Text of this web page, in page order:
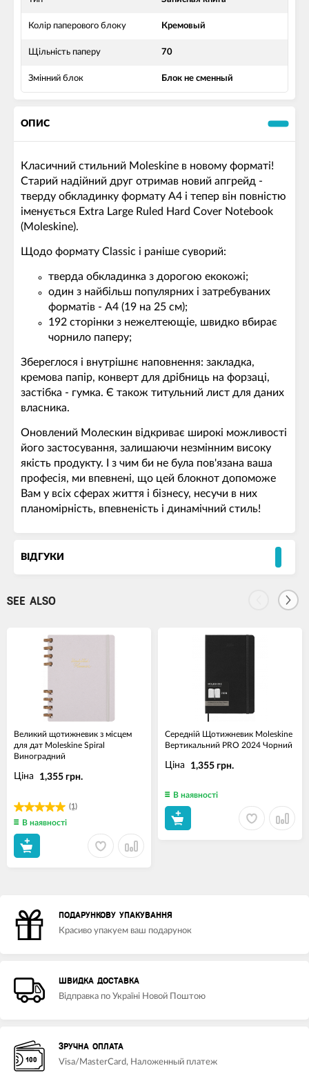
Колір паперового блоку Кремовый
Щільність паперу 70
Змінний блок Блок не сменный
ОПИС
Класичний стильний Moleskine в новому форматі!
Старий надійний друг отримав новий апгрейд -
тверду обкладинку формату А4 і тепер він повністю
іменується Extra Large Ruled Hard Cover Notebook
(Moleskine).
Щодо формату Classic і раніше суворий:
тверда обкладинка з дорогою екокожі;
один з найбільш популярних і затребуваних
форматів - А4 (19 на 25 см);
192 сторінки з нежелтеющіе, швидко вбирає
чорнило паперу;
Збереглося і внутрішнє наповнення: закладка,
кремова папір, конверт для дрібниць на форзаці,
застібка - гумка. Є також титульний лист для даних
власника.
Оновлений Молескин відкриває широкі можливості
його застосування, залишаючи незмінним високу
якість продукту. І з чим би не була пов'язана ваша
професія, ми впевнені, що цей блокнот допоможе
Вам у всіх сферах життя і бізнесу, несучи в них
планомірність, впевненість і динамічний стиль!
ВІДГУКИ
SEE ALSO
Великий щотижневик з місцем
для дат Moleskine Spiral
Виноградний
(1)
Ціна 1,355 грн.
В наявності
Середній Щотижневик Moleskine
Вертикальний PRO 2024 Чорний
Ціна 1,355 грн.
В наявності
ПОДАРУНКОВУ УПАКУВАННЯ
Красиво упакуем ваш подарунок
ШВИДКА ДОСТАВКА
Відправка по Україні Новой Поштою
ЗРУЧНА ОПЛАТА
Visa/MasterCard, Наложенный платеж